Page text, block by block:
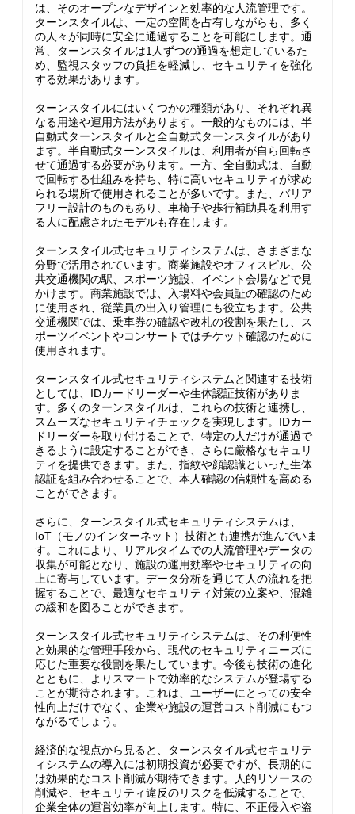
は、そのオープンなデザインと効率的な人流管理です。
ターンスタイルは、一定の空間を占有しながらも、多く
の人々が同時に安全に通過することを可能にします。通
常、ターンスタイルは1人ずつの通過を想定しているた
め、監視スタッフの負担を軽減し、セキュリティを強化
する効果があります。
ターンスタイルにはいくつかの種類があり、それぞれ異
なる用途や運用方法があります。一般的なものには、半
自動式ターンスタイルと全自動式ターンスタイルがあり
ます。半自動式ターンスタイルは、利用者が自ら回転さ
せて通過する必要があります。一方、全自動式は、自動
で回転する仕組みを持ち、特に高いセキュリティが求め
られる場所で使用されることが多いです。また、バリア
フリー設計のものもあり、車椅子や歩行補助具を利用す
る人に配慮されたモデルも存在します。
ターンスタイル式セキュリティシステムは、さまざまな
分野で活用されています。商業施設やオフィスビル、公
共交通機関の駅、スポーツ施設、イベント会場などで見
かけます。商業施設では、入場料や会員証の確認のため
に使用され、従業員の出入り管理にも役立ちます。公共
交通機関では、乗車券の確認や改札の役割を果たし、ス
ポーツイベントやコンサートではチケット確認のために
使用されます。
ターンスタイル式セキュリティシステムと関連する技術
としては、IDカードリーダーや生体認証技術がありま
す。多くのターンスタイルは、これらの技術と連携し、
スムーズなセキュリティチェックを実現します。IDカー
ドリーダーを取り付けることで、特定の人だけが通過で
きるように設定することができ、さらに厳格なセキュリ
ティを提供できます。また、指紋や顔認識といった生体
認証を組み合わせることで、本人確認の信頼性を高める
ことができます。
さらに、ターンスタイル式セキュリティシステムは、
IoT（モノのインターネット）技術とも連携が進んでいま
す。これにより、リアルタイムでの人流管理やデータの
収集が可能となり、施設の運用効率やセキュリティの向
上に寄与しています。データ分析を通じて人の流れを把
握することで、最適なセキュリティ対策の立案や、混雑
の緩和を図ることができます。
ターンスタイル式セキュリティシステムは、その利便性
と効果的な管理手段から、現代のセキュリティニーズに
応じた重要な役割を果たしています。今後も技術の進化
とともに、よりスマートで効率的なシステムが登場する
ことが期待されます。これは、ユーザーにとっての安全
性向上だけでなく、企業や施設の運営コスト削減にもつ
ながるでしょう。
経済的な視点から見ると、ターンスタイル式セキュリテ
ィシステムの導入には初期投資が必要ですが、長期的に
は効果的なコスト削減が期待できます。人的リソースの
削減や、セキュリティ違反のリスクを低減することで、
企業全体の運営効率が向上します。特に、不正侵入や盗